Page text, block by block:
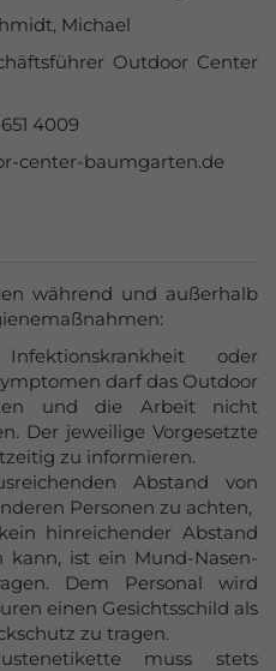
Michael
Outdoor Center
4009
baumgarten.de
während und außerhalb
oder
darf das Outdoor
und die Arbeit nicht
Der jeweilige Vorgesetzte
zu informieren.
Abstand von
Personen zu achten,
hinreichender Abstand
kann, ist ein Mund-Nasen-
Dem Personal wird
einen Gesichtsschild als
zu tragen.
muss stets